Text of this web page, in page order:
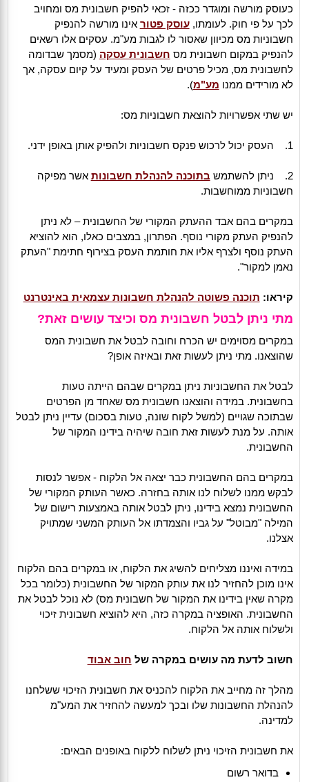
כעוסק מורשה ומוגדר ככזה - זכאי להפיק חשבונית מס ומחויב
לכך על פי חוק. לעומתו,עוסק פטור אינו מורשה להנפיק
חשבוניות מס מכיוון שאסור לו לגבות מע"מ. עסקים אלו רשאים
להנפיק במקום חשבונית מס חשבונית עסקה (מסמך שבדומה
לחשבונית מס, מכיל פרטים של העסק ומעיד על קיום עסקה, אך
לא מורידים ממנו מע"מ).
יש שתי אפשרויות להוצאת חשבוניות מס:
1. העסק יכול לרכוש פנקס חשבוניות ולהפיק אותן באופן ידני.
2. ניתן להשתמש בתוכנה להנהלת חשבונות אשר מפיקה
חשבוניות ממוחשבות.
במקרים בהם אבד ההעתק המקורי של החשבונית – לא ניתן
להנפיק העתק מקורי נוסף. הפתרון, במצבים כאלו, הוא להוציא
העתק נוסף ולצרף אליו את חותמת העסק בצירוף חתימת "העתק
נאמן למקור".
קיראו: תוכנה פשוטה להנהלת חשבונות עצמאית באינטרנט
מתי ניתן לבטל חשבונית מס וכיצד עושים זאת?
במקרים מסוימים יש הכרח וחובה לבטל את חשבונית המס
שהוצאנו. מתי ניתן לעשות זאת ובאיזה אופן?
לבטל את החשבוניות ניתן במקרים שבהם הייתה טעות
בחשבונית. במידה והוצאנו חשבונית מס שאחד מן הפרטים
שבתוכה שגויים (למשל לקוח שונה, טעות בסכום) עדיין ניתן לבטל
אותה. על מנת לעשות זאת חובה שיהיה בידינו המקור של
החשבונית.
במקרים בהם החשבונית כבר יצאה אל הלקוח - אפשר לנסות
לבקש ממנו לשלוח לנו אותה בחזרה. כאשר העותק המקורי של
החשבונית נמצא בידינו, ניתן לבטל אותה באמצעות רישום של
המילה "מבוטל" על גביו והצמדתו אל העותק המשני שמתויק
אצלנו.
במידה ואיננו מצליחים להשיג את הלקוח, או במקרים בהם הלקוח
אינו מוכן להחזיר לנו את עותק המקור של החשבונית (כלומר בכל
מקרה שאין בידינו את המקור של חשבונית מס) לא נוכל לבטל את
החשבונית. האופציה במקרה כזה, היא להוציא חשבונית זיכוי
ולשלוח אותה אל הלקוח.
חשוב לדעת מה עושים במקרה של חוב אבוד
מהלך זה מחייב את הלקוח להכניס את חשבונית הזיכוי ששלחנו
להנהלת החשבונות שלו ובכך למעשה להחזיר את המע"מ
למדינה.
את חשבונית הזיכוי ניתן לשלוח ללקוח באופנים הבאים:
בדואר רשום